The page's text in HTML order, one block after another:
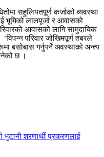
सहुलियतपूर्ण कर्जाको व्यवस्था
भूमिको लालपूर्जा र आवासको
आवासको लागि सामुदायिक
परिवार जोखिमपूर्ण तबरले
बसोबास गर्नुपर्ने अवस्थाको अन्त्य
छ ।